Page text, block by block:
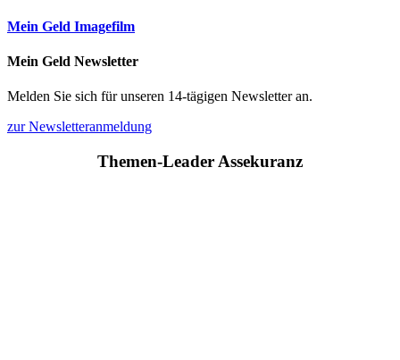
Mein Geld Imagefilm
Mein Geld Newsletter
Melden Sie sich für unseren 14-tägigen Newsletter an.
zur Newsletteranmeldung
Themen-Leader Assekuranz